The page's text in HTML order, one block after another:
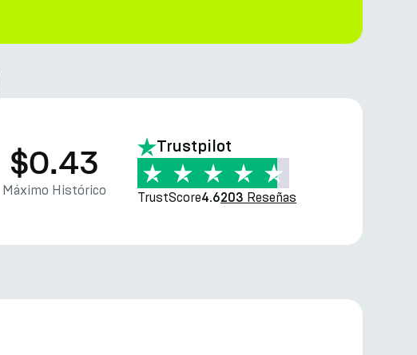
$0.43
Máximo Histórico
Trustpilot
TrustScore4.6203 Reseñas